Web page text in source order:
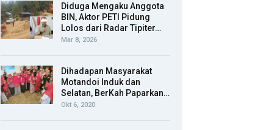
Diduga Mengaku Anggota
BIN, Aktor PETI Pidung
Lolos dari Radar Tipiter…
Mar 8, 2026
Dihadapan Masyarakat
Motandoi Induk dan
Selatan, BerKah Paparkan…
Okt 6, 2020